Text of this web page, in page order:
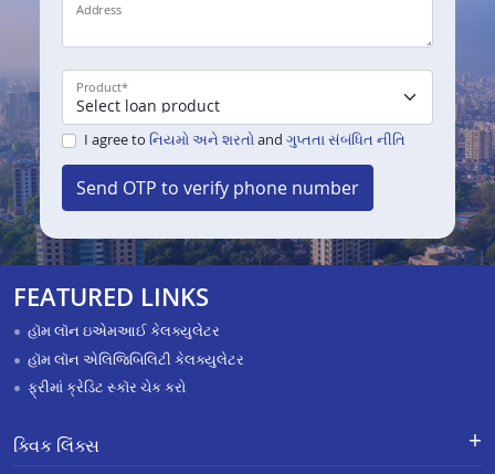
Address
Product*
I agree to નિયમો અને શરતોand ગુપ્તતા સંબંધિત નીતિ
Send OTP to verify phone number
FEATURED LINKS
હૉમ લૉન ઇએમઆઈ કેલક્યુલેટર
હૉમ લૉન એલિજિબિલિટી કેલક્યુલેટર
ફ્રીમાં ક્રેડિટ સ્કૉર ચેક કરો
ક્વિક લિંક્સ